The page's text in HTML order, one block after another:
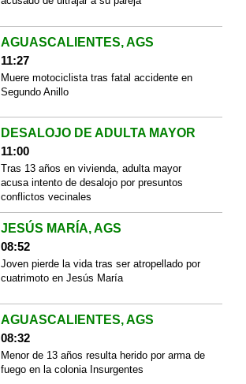
AGUASCALIENTES, AGS
11:27
Muere motociclista tras fatal accidente en
Segundo Anillo
DESALOJO DE ADULTA MAYOR
11:00
Tras 13 años en vivienda, adulta mayor
acusa intento de desalojo por presuntos
conflictos vecinales
JESÚS MARÍA, AGS
08:52
Joven pierde la vida tras ser atropellado por
cuatrimoto en Jesús María
AGUASCALIENTES, AGS
08:32
Menor de 13 años resulta herido por arma de
fuego en la colonia Insurgentes